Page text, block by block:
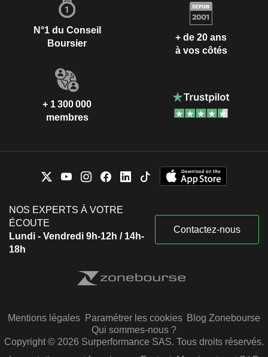
N°1 du Conseil
Boursier
+ de 20 ans
à vos côtés
+ 1 300 000
membres
NOS EXPERTS À VOTRE
ÉCOUTE
Lundi - Vendredi 9h-12h / 14h-
18h
Contactez-nous
Mentions légales Paramétrer les cookies Blog Zonebourse
Qui sommes-nous ?
Copyright © 2026 Surperformance SAS. Tous droits réservés.